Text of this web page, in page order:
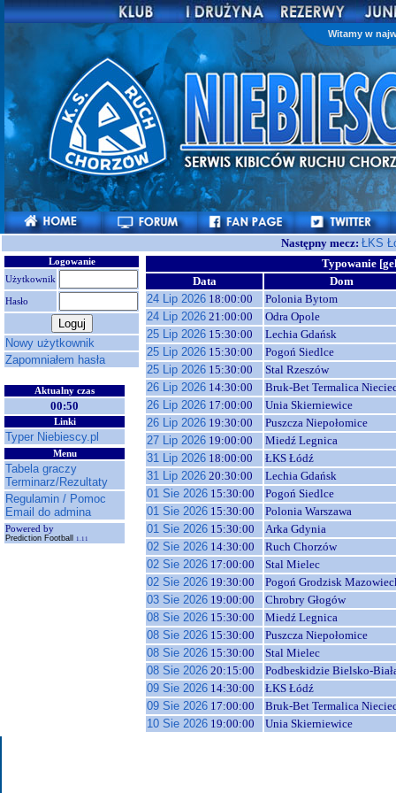
Witamy w
Następny mecz: ŁKS
Logowanie
Użytkownik
Hasło
Nowy użytkownik
Zapomniałem hasła
Aktualny czas
00:50
Linki
Typer Niebiescy.pl
Menu
Tabela graczy
Terminarz/Rezultaty
Regulamin / Pomoc
Email do admina
Powered by
Prediction Football 1.11
Typowanie
Data
Dom
24 Lip 2026 18:00:00
Polonia Bytom
24 Lip 2026 21:00:00
Odra Opole
25 Lip 2026 15:30:00
Lechia Gdańsk
25 Lip 2026 15:30:00
Pogoń Siedlce
25 Lip 2026 15:30:00
Stal Rzeszów
26 Lip 2026 14:30:00
Bruk-Bet Termalica
26 Lip 2026 17:00:00
Unia Skierniewice
26 Lip 2026 19:30:00
Puszcza Niepołomice
27 Lip 2026 19:00:00
Miedź Legnica
31 Lip 2026 18:00:00
ŁKS Łódź
31 Lip 2026 20:30:00
Lechia Gdańsk
01 Sie 2026 15:30:00
Pogoń Siedlce
01 Sie 2026 15:30:00
Polonia Warszawa
01 Sie 2026 15:30:00
Arka Gdynia
02 Sie 2026 14:30:00
Ruch Chorzów
02 Sie 2026 17:00:00
Stal Mielec
02 Sie 2026 19:30:00
Pogoń Grodzisk
03 Sie 2026 19:00:00
Chrobry Głogów
08 Sie 2026 15:30:00
Miedź Legnica
08 Sie 2026 15:30:00
Puszcza Niepołomice
08 Sie 2026 15:30:00
Stal Mielec
08 Sie 2026 20:15:00
Podbeskidzie Bielsko-
09 Sie 2026 14:30:00
ŁKS Łódź
09 Sie 2026 17:00:00
Bruk-Bet Termalica
10 Sie 2026 19:00:00 Unia Skierniewice